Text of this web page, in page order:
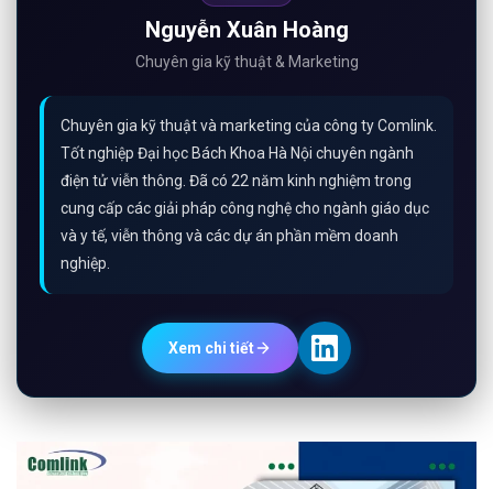
Nguyễn Xuân Hoàng
Chuyên gia kỹ thuật & Marketing
Chuyên gia kỹ thuật và marketing của công ty Comlink.
Tốt nghiệp Đại học Bách Khoa Hà Nội chuyên ngành
điện tử viễn thông. Đã có 22 năm kinh nghiệm trong
cung cấp các giải pháp công nghệ cho ngành giáo dục
và y tế, viễn thông và các dự án phần mềm doanh
nghiệp.
Xem chi tiết